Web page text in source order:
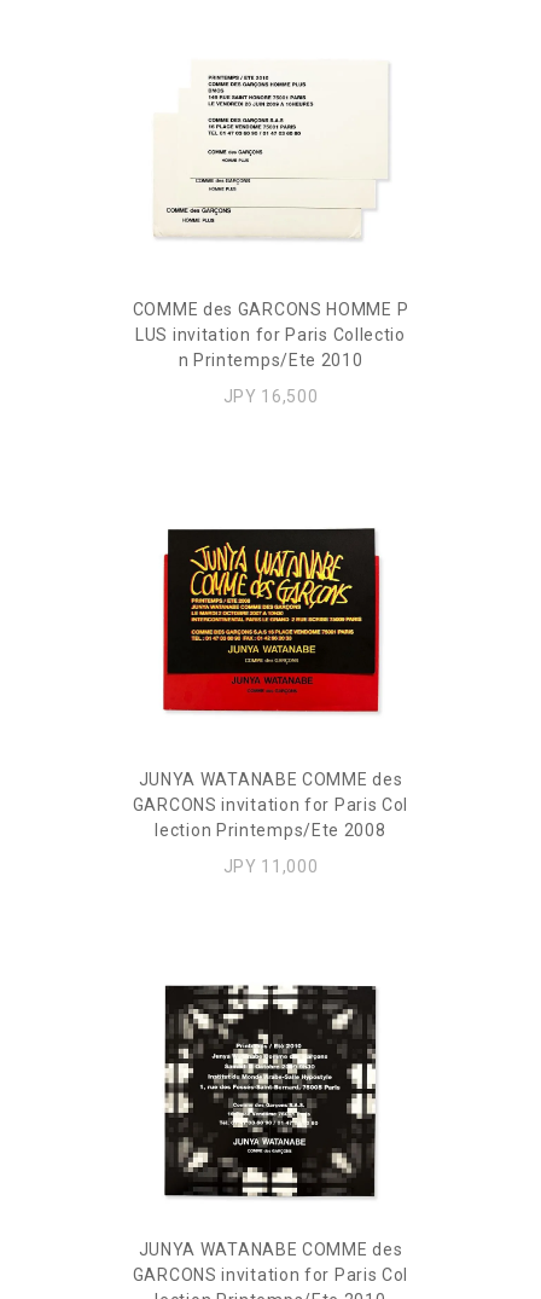
COMME des GARCONS HOMME P
LUS invitation for Paris Collectio
n Printemps/Ete 2010
JPY 16,500
JUNYA WATANABE COMME des
GARCONS invitation for Paris Col
lection Printemps/Ete 2008
JPY 11,000
JUNYA WATANABE COMME des
GARCONS invitation for Paris Col